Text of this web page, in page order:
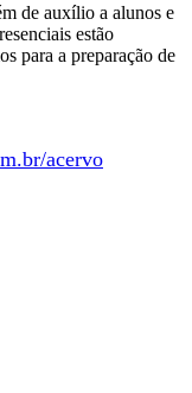
de auxílio a alunos e
estão
para a preparação de
acervo